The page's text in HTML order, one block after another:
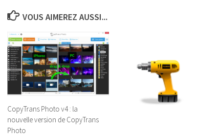
VOUS AIMEREZ AUSSI...
CopyTrans Photo v4 : la
nouvelle version de CopyTrans
Photo